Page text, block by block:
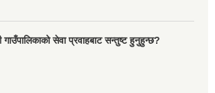
गाउँपालिकाको सेवा प्रवाहबाट सन्तुष्ट हुनुहुन्छ?